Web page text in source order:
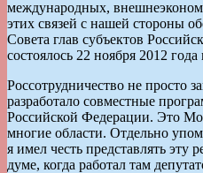
международных,
этих связей с нашей стороны
Совета глав субъектов
состоялось 22 ноября 2012
Россотрудничество не просто
разработало совместные
Российской Федерации. Это
многие области. Отдельно
я имел честь представлять эту
думе, когда работал там